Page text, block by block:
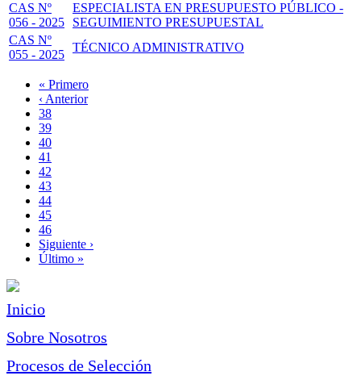
CAS Nº
056 - 2025
ESPECIALISTA EN PRESUPUESTO PÚBLICO -
SEGUIMIENTO PRESUPUESTAL
CAS Nº
055 - 2025
TÉCNICO ADMINISTRATIVO
Paginación
Primera
página
« Primero
Página
anterior
‹ Anterior
Page
38
Page
39
Page
40
Page
41
Página
actual
42
Page
43
Page
44
Page
45
Page
46
Siguiente
página
Siguiente ›
Última
Último »
Inicio
Sobre Nosotros
Procesos de Selección